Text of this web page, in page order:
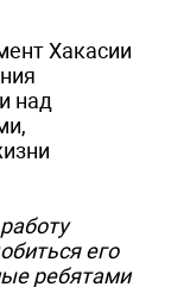
Хакасии
над
его
ребятами